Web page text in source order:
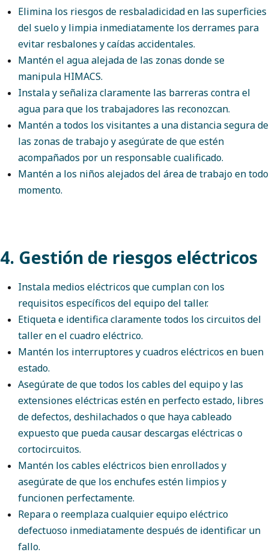
Elimina los riesgos de resbaladicidad en las superficies
del suelo y limpia inmediatamente los derrames para
evitar resbalones y caídas accidentales.
Mantén el agua alejada de las zonas donde se
manipula HIMACS.
Instala y señaliza claramente las barreras contra el
agua para que los trabajadores las reconozcan.
Mantén a todos los visitantes a una distancia segura de
las zonas de trabajo y asegúrate de que estén
acompañados por un responsable cualificado.
Mantén a los niños alejados del área de trabajo en todo
momento.
4. Gestión de riesgos eléctricos
Instala medios eléctricos que cumplan con los
requisitos específicos del equipo del taller.
Etiqueta e identifica claramente todos los circuitos del
taller en el cuadro eléctrico.
Mantén los interruptores y cuadros eléctricos en buen
estado.
Asegúrate de que todos los cables del equipo y las
extensiones eléctricas estén en perfecto estado, libres
de defectos, deshilachados o que haya cableado
expuesto que pueda causar descargas eléctricas o
cortocircuitos.
Mantén los cables eléctricos bien enrollados y
asegúrate de que los enchufes estén limpios y
funcionen perfectamente.
Repara o reemplaza cualquier equipo eléctrico
defectuoso inmediatamente después de identificar un
fallo.